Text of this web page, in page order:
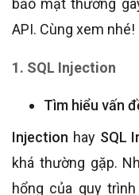
API. Cùng xem nhé!
1. SQL Injection
Tìm hiểu vấn
Injection hay SQL
khá thường gặp.
hổng của quy